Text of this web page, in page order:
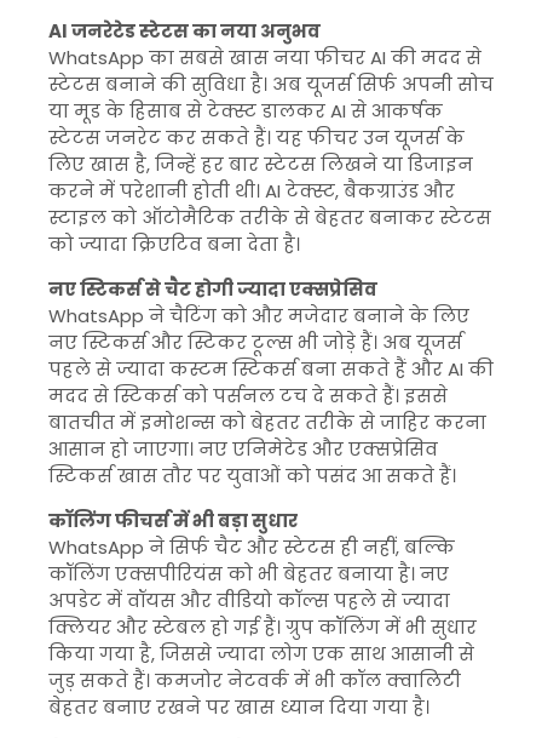
AI जनरेटेड स्टेटस का नया अनुभव
WhatsApp का सबसे खास नया फीचर AI की मदद से
स्टेटस बनाने की सुविधा है। अब यूजर्स सिर्फ अपनी सोच
या मूड के हिसाब से टेक्स्ट डालकर AI से आकर्षक
स्टेटस जनरेट कर सकते हैं। यह फीचर उन यूजर्स के
लिए खास है, जिन्हें हर बार स्टेटस लिखने या डिजाइन
करने में परेशानी होती थी। AI टेक्स्ट, बैकग्राउंड और
स्टाइल को ऑटोमैटिक तरीके से बेहतर बनाकर स्टेटस
को ज्यादा क्रिएटिव बना देता है।
नए स्टिकर्स से चैट होगी ज्यादा एक्सप्रेसिव
WhatsApp ने चैटिंग को और मजेदार बनाने के लिए
नए स्टिकर्स और स्टिकर टूल्स भी जोड़े हैं। अब यूजर्स
पहले से ज्यादा कस्टम स्टिकर्स बना सकते हैं और AI की
मदद से स्टिकर्स को पर्सनल टच दे सकते हैं। इससे
बातचीत में इमोशन्स को बेहतर तरीके से जाहिर करना
आसान हो जाएगा। नए एनिमेटेड और एक्सप्रेसिव
स्टिकर्स खास तौर पर युवाओं को पसंद आ सकते हैं।
कॉलिंग फीचर्स में भी बड़ा सुधार
WhatsApp ने सिर्फ चैट और स्टेटस ही नहीं, बल्कि
कॉलिंग एक्सपीरियंस को भी बेहतर बनाया है। नए
अपडेट में वॉयस और वीडियो कॉल्स पहले से ज्यादा
क्लियर और स्टेबल हो गई हैं। ग्रुप कॉलिंग में भी सुधार
किया गया है, जिससे ज्यादा लोग एक साथ आसानी से
जुड़ सकते हैं। कमजोर नेटवर्क में भी कॉल क्वालिटी
बेहतर बनाए रखने पर खास ध्यान दिया गया है।